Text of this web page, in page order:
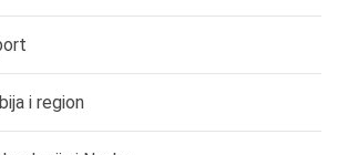
i region